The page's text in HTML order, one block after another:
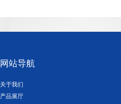
网站导航
关于我们
产品展厅